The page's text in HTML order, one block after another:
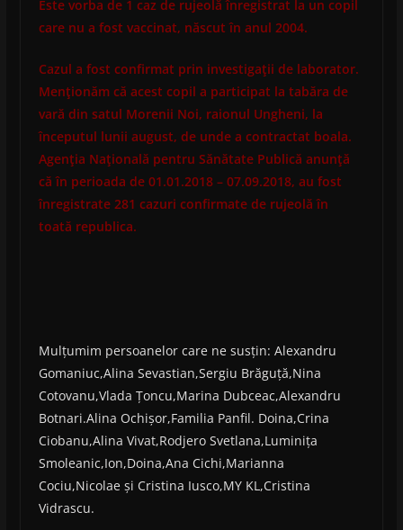
Este vorba de 1 caz de rujeolă înregistrat la un copil
care nu a fost vaccinat, născut în anul 2004.
Cazul a fost confirmat prin investigaţii de laborator.
Menţionăm că acest copil a participat la tabăra de
vară din satul Morenii Noi, raionul Ungheni, la
începutul lunii august, de unde a contractat boala.
Agenţia Naţională pentru Sănătate Publică anunţă
că în perioada de 01.01.2018 – 07.09.2018, au fost
înregistrate 281 cazuri confirmate de rujeolă în
toată republica.
Mulțumim persoanelor care ne susțin: Alexandru
Gomaniuc,Alina Sevastian,Sergiu Brăguță,Nina
Cotovanu,Vlada Țoncu,Marina Dubceac,Alexandru
Botnari.Alina Ochișor,Familia Panfil. Doina,Crina
Ciobanu,Alina Vivat,Rodjero Svetlana,Luminița
Smoleanic,Ion,Doina,Ana Cichi,Marianna
Cociu,Nicolae și Cristina Iusco,MY KL,Cristina
Vidrascu.